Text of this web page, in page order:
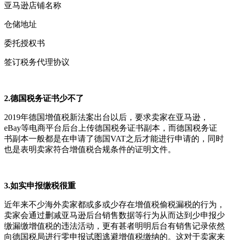
亚马逊店铺名称
仓储地址
委托授权书
签订税务代理协议
2.德国税务证书少不了
2019年德国增值税新法案出台以后，要求卖家在亚马逊，
eBay等电商平台后台上传德国税务证书副本，而德国税务证
书副本一般都是在申请了德国VAT之后才能进行申请的，同时
也是表明卖家符合增值税合规条件的证明文件。
3.如实申报缴税很重
近年来不少海外卖家都或多或少存在增值税偷税漏税的行为，
卖家会通过删减亚马逊后台销售数据等行为从而达到少申报少
缴漏缴增值税的违法活动，更有甚者明明后台有销售记录依然
向德国税局进行零申报试图逃避增值税缴纳的。这对于卖家来